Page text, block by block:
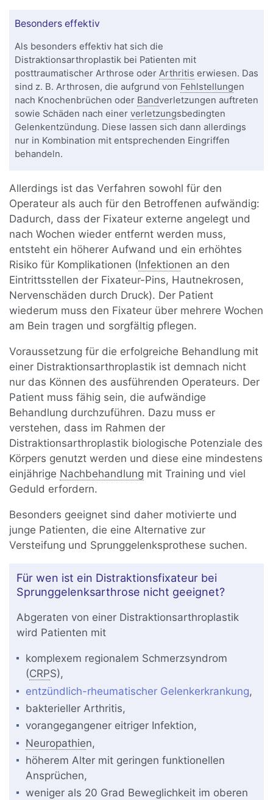
Besonders effektiv
Als besonders effektiv hat sich die
Distraktionsarthroplastik bei Patienten mit
posttraumatischer Arthrose oderArthritis erwiesen. Das
sind z. B. Arthrosen, die aufgrund von Fehlstellungen
nach Knochenbrüchen oder Bandverletzungen auftreten
sowie Schäden nach einerverletzungsbedingten
Gelenkentzündung. Diese lassen sich dann allerdings
nur in Kombination mit entsprechenden Eingriffen
behandeln.
Allerdings ist das Verfahren sowohl für den
Operateur als auch für den Betroffenen aufwändig:
Dadurch, dass der Fixateur externe angelegt und
nach Wochen wieder entfernt werden muss,
entsteht ein höherer Aufwand und ein erhöhtes
Risiko für Komplikationen (Infektionen an den
Eintrittsstellen der Fixateur-Pins, Hautnekrosen,
Nervenschäden durch Druck). Der Patient
wiederum muss den Fixateur über mehrere Wochen
am Bein tragen und sorgfältig pflegen.
Voraussetzung für die erfolgreiche Behandlung mit
einer Distraktionsarthroplastik ist demnach nicht
nur das Können des ausführenden Operateurs. Der
Patient muss fähig sein, die aufwändige
Behandlung durchzuführen. Dazu muss er
verstehen, dass im Rahmen der
Distraktionsarthroplastik biologische Potenziale des
Körpers genutzt werden und diese eine mindestens
einjährige Nachbehandlung mit Training und viel
Geduld erfordern.
Besonders geeignet sind daher motivierte und
junge Patienten, die eine Alternative zur
Versteifung und Sprunggelenksprothese suchen.
Für wen ist ein Distraktionsfixateur bei
Sprunggelenksarthrose nicht geeignet?
Abgeraten von einer Distraktionsarthroplastik
wird Patienten mit
komplexem regionalem Schmerzsyndrom
(CRPS),
entzündlich-rheumatischer Gelenkerkrankung,
bakterieller Arthritis,
vorangegangener eitriger Infektion,
Neuropathien,
höherem Alter mit geringen funktionellen
Ansprüchen,
weniger als 20 Grad Beweglichkeit im oberen